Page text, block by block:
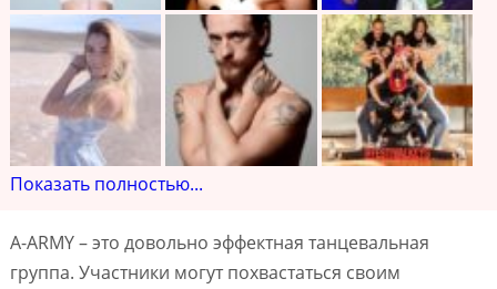
Показать полностью...
A-ARMY – это довольно эффектная танцевальная
группа. Участники могут похвастаться своим